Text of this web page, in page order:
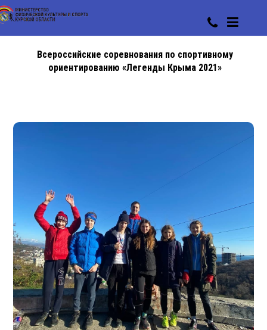
Всероссийские соревнования по спортивному
ориентированию «Легенды Крыма 2021»